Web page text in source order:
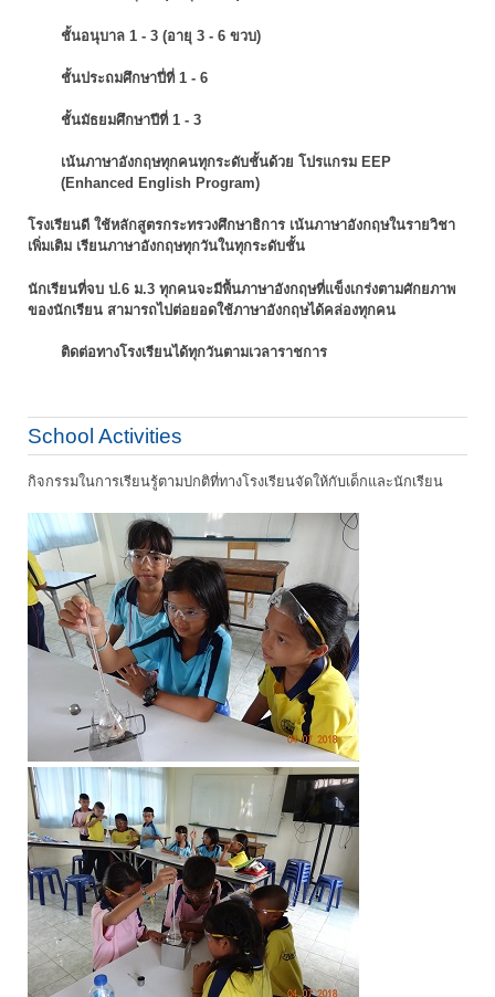
ชั้นอนุบาล 1 - 3 (อายุ 3 - 6 ขวบ)
ชั้นประถมศึกษาปี่ที่ 1 - 6
ชั้นมัธยมศึกษาปีที่ 1 - 3
เน้นภาษาอังกฤษทุกคนทุกระดับชั้นด้วย โปรแกรม EEP
(Enhanced English Program)
โรงเรียนดี ใช้หลักสูตรกระทรวงศึกษาธิการ เน้นภาษาอังกฤษในรายวิชา
เพิ่มเติม เรียนภาษาอังกฤษทุกวันในทุกระดับชั้น
นักเรียนที่จบ ป.6 ม.3 ทุกคนจะมีพื้นภาษาอังกฤษที่แข็งเกร่งตามศักยภาพ
ของนักเรียน สามารถไปต่อยอดใช้ภาษาอังกฤษได้คล่องทุกคน
ติดต่อทางโรงเรียนได้ทุกวันตามเวลาราชการ
School Activities
กิจกรรมในการเรียนรู้ตามปกติที่ทางโรงเรียนจัดให้กับเด็กและนักเรียน